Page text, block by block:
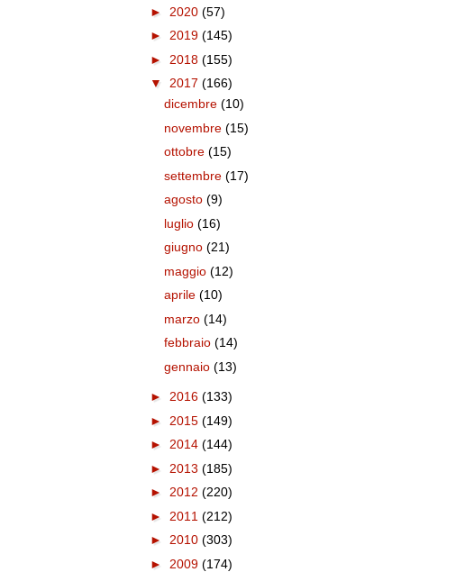
► 2020 (57)
► 2019 (145)
► 2018 (155)
▼ 2017 (166)
dicembre(10)
novembre(15)
ottobre(15)
settembre(17)
agosto(9)
luglio(16)
giugno(21)
maggio(12)
aprile(10)
marzo(14)
febbraio(14)
gennaio(13)
► 2016 (133)
► 2015 (149)
► 2014 (144)
► 2013 (185)
► 2012 (220)
► 2011 (212)
► 2010 (303)
► 2009 (174)